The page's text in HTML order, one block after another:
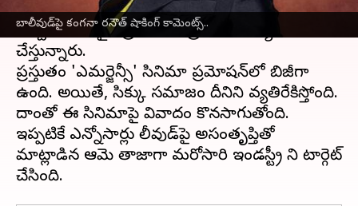
బాలీవుడ్‌పై కంగనా రనౌత్ షాకింగ్ కామెంట్స్..
బాలీవుడ్ఫైర్ బ్రాండ్ కంగనా రనౌత్.. రాజకీయాల్లోకి
వచ్చినా తన ఫైర్ బ్రాండ్‌ను మాత్రం కంటిన్యూ
చేస్తున్నారు.
ప్రస్తుతం 'ఎమర్జెన్సీ' సినిమా ప్రమోషన్‌లో బిజీగా
ఉంది. అయితే, సిక్కు సమాజం దీనిని వ్యతిరేకిస్తోంది.
దాంతో ఈ సినిమాపై వివాదం కొనసాగుతోంది.
ఇప్పటికే ఎన్నోసార్లు బాలీవుడ్‌పై అసంతృప్తితో
మాట్లాడిన ఆమె తాజాగా మరోసారి ఇండస్ట్రీ ని టార్గెట్